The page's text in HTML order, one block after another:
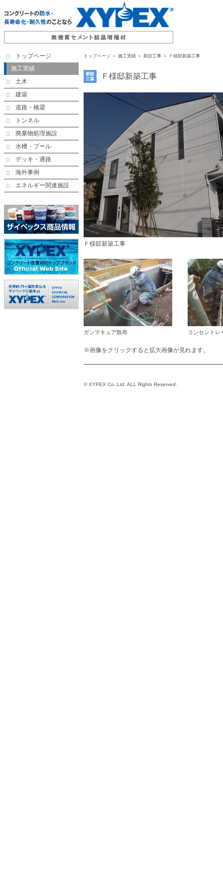
トップページ ＞ 施工実績 ＞ 新設工事 ＞ Ｆ様邸新築工事
Ｆ様邸新築工事
Ｆ様邸新築工事
ガンマキュア散布 コンセントレ
※画像をクリックすると拡大画像が見れます。
トップページ
施工実績
土木
建築
道路・橋梁
トンネル
廃棄物処理施設
水槽・プール
デッキ・通路
海外事例
エネルギー関連施設
© XYPEX Co.,Ltd. ALL Rights Reserved.